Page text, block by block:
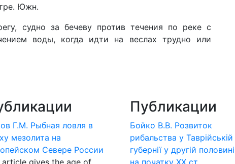
Южн.
судно за бечеву против течения по реке с
воды, когда идти на веслах трудно или
Г.М. Рыбная ловля в
мезолита на
Севере России
article gives the age of
Публикации
Бойко В.В. Розвиток
рибальства у Таврійській
губернії у другій
на початку ХХ ст.